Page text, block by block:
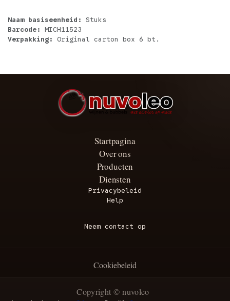
Naam basiseenheid: Stuks
Barcode: MICH11523
Verpakking: Original carton box 6 bt.
Startpagina
Over ons
Producten
Diensten
Privacybeleid
Help
Neem contact op
Cookiebeleid
Copyright © nuvoleo